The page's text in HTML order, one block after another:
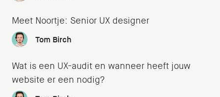
Meet Noortje: Senior UX designer
Tom Birch
Wat is een UX-audit en wanneer heeft jouw
website er een nodig?